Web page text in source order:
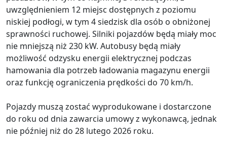
uwzględnieniem 12 miejsc dostępnych z poziomu
niskiej podłogi, w tym 4 siedzisk dla osób o obniżonej
sprawności ruchowej. Silniki pojazdów będą miały moc
nie mniejszą niż 230 kW. Autobusy będą miały
możliwość odzysku energii elektrycznej podczas
hamowania dla potrzeb ładowania magazynu energii
oraz funkcję ograniczenia prędkości do 70 km/h.
Pojazdy muszą zostać wyprodukowane i dostarczone
do roku od dnia zawarcia umowy z wykonawcą, jednak
nie później niż do 28 lutego 2026 roku.